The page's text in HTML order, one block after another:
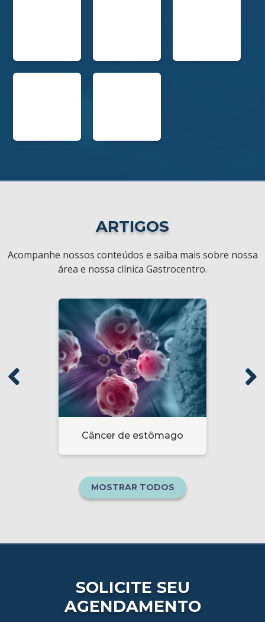
ARTIGOS
Acompanhe nossos conteúdos e saiba mais sobre nossa
área e nossa clínica Gastrocentro.
Câncer de estômago
MOSTRAR TODOS
SOLICITE SEU
AGENDAMENTO